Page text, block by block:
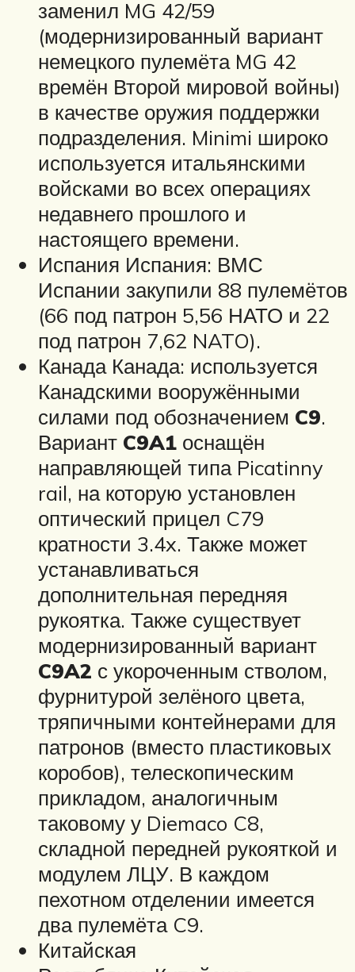
заменил MG 42/59
(модернизированный вариант
немецкого пулемёта MG 42
времён Второй мировой войны)
в качестве оружия поддержки
подразделения. Minimi широко
используется итальянскими
войсками во всех операциях
недавнего прошлого и
настоящего времени.
Испания Испания: ВМС
Испании закупили 88 пулемётов
(66 под патрон 5,56 НАТО и 22
под патрон 7,62 NATO).
Канада Канада: используется
Канадскими вооружёнными
силами под обозначением C9.
Вариант C9A1 оснащён
направляющей типа Picatinny
rail, на которую установлен
оптический прицел C79
кратности 3.4x. Также может
устанавливаться
дополнительная передняя
рукоятка. Также существует
модернизированный вариант
C9A2 с укороченным стволом,
фурнитурой зелёного цвета,
тряпичными контейнерами для
патронов (вместо пластиковых
коробов), телескопическим
прикладом, аналогичным
таковому у Diemaco C8,
складной передней рукояткой и
модулем ЛЦУ. В каждом
пехотном отделении имеется
два пулемёта C9.
Китайская